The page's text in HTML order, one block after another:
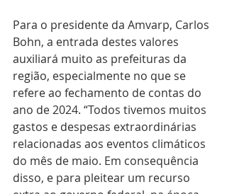
Para o presidente da Amvarp, Carlos
Bohn, a entrada destes valores
auxiliará muito as prefeituras da
região, especialmente no que se
refere ao fechamento de contas do
ano de 2024. “Todos tivemos muitos
gastos e despesas extraordinárias
relacionadas aos eventos climáticos
do mês de maio. Em consequência
disso, e para pleitear um recurso